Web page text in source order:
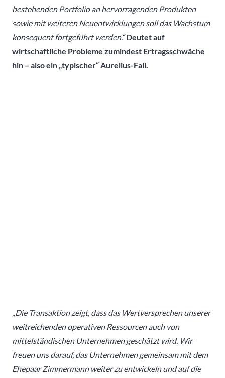
bestehenden Portfolio an hervorragenden Produkten
sowie mit weiteren Neuentwicklungen soll das Wachstum
konsequent fortgeführt werden.“Deutet auf
wirtschaftliche Probleme zumindest Ertragsschwäche
hin – also ein „typischer“ Aurelius-Fall.
„Die Transaktion zeigt, dass das Wertversprechen unserer
weitreichenden operativen Ressourcen auch von
mittelständischen Unternehmen geschätzt wird. Wir
freuen uns darauf, das Unternehmen gemeinsam mit dem
Ehepaar Zimmermann weiter zu entwickeln und auf die